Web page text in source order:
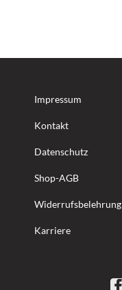
Impressum
Kontakt
Datenschutz
Shop-AGB
Widerrufsbelehrung
Karriere